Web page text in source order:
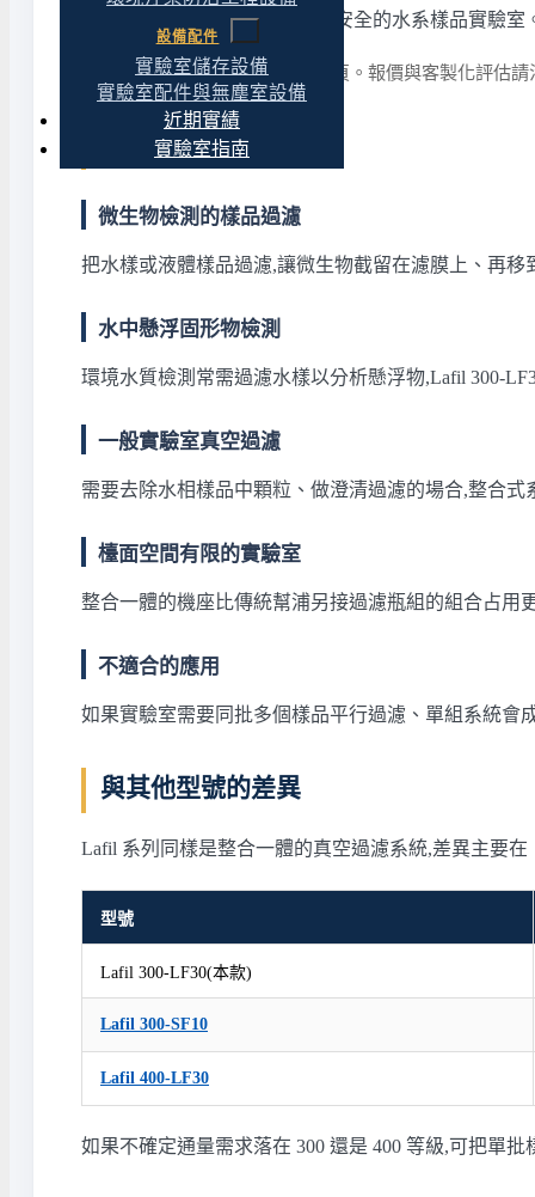
設備配件
實驗室儲存設備
實驗室配件與無塵室設備
近期實績
實驗室指南
濾流程,又重視檯面空間與操作安全的水系樣品實驗室
詳細規格請參閱本頁「規格」分頁。報價與客製化評估
適合什麼應用
微生物檢測的樣品過濾
把水樣或液體樣品過濾,讓微生物截留在濾膜上、再
水中懸浮固形物檢測
環境水質檢測常需過濾水樣以分析懸浮物,Lafil 300-
一般實驗室真空過濾
需要去除水相樣品中顆粒、做澄清過濾的場合,整合
檯面空間有限的實驗室
整合一體的機座比傳統幫浦另接過濾瓶組的組合占用
不適合的應用
如果實驗室需要同批多個樣品平行過濾、單組系統會
與其他型號的差異
Lafil 系列同樣是整合一體的真空過濾系統,差異主要
型號
Lafil 300-LF30(本款)
Lafil 300-SF10
Lafil 400-LF30
如果不確定通量需求落在 300 還是 400 等級,可把單